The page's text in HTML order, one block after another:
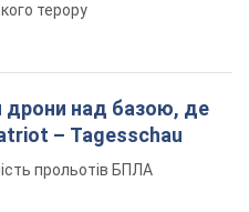
терору
дрони над базою, де
– Tagesschau
прольотів БПЛА